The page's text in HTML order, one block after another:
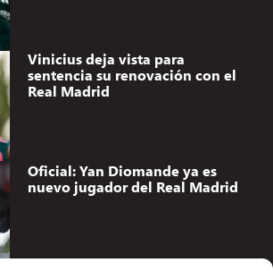
Vinicius deja vista para
sentencia su renovación con el
Real Madrid
Oficial: Yan Diomande ya es
nuevo jugador del Real Madrid